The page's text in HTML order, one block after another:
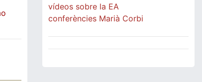
vídeos sobre la EA
conferències Marià Corbi